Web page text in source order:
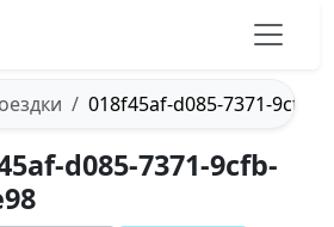
018f45af-d085-7371-9cfb-
d085-7371-9cfb-